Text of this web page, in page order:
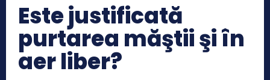
Este justificată
purtarea măştii şi în
aer liber?